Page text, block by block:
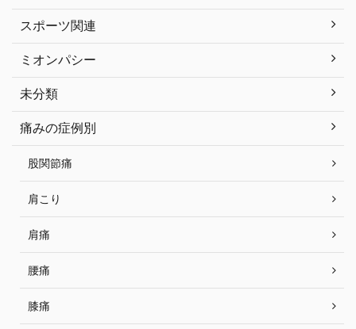
スポーツ関連
ミオンパシー
未分類
痛みの症例別
股関節痛
肩こり
肩痛
腰痛
膝痛